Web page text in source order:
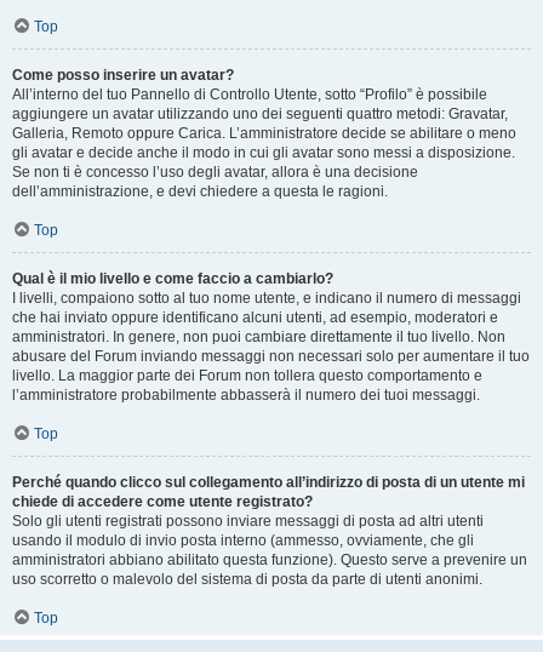
Top
Come posso inserire un avatar?
All’interno del tuo Pannello di Controllo Utente, sotto “Profilo” è possibile
aggiungere un avatar utilizzando uno dei seguenti quattro metodi: Gravatar,
Galleria, Remoto oppure Carica. L’amministratore decide se abilitare o meno
gli avatar e decide anche il modo in cui gli avatar sono messi a disposizione.
Se non ti è concesso l’uso degli avatar, allora è una decisione
dell’amministrazione, e devi chiedere a questa le ragioni.
Top
Qual è il mio livello e come faccio a cambiarlo?
I livelli, compaiono sotto al tuo nome utente, e indicano il numero di messaggi
che hai inviato oppure identificano alcuni utenti, ad esempio, moderatori e
amministratori. In genere, non puoi cambiare direttamente il tuo livello. Non
abusare del Forum inviando messaggi non necessari solo per aumentare il tuo
livello. La maggior parte dei Forum non tollera questo comportamento e
l’amministratore probabilmente abbasserà il numero dei tuoi messaggi.
Top
Perché quando clicco sul collegamento all’indirizzo di posta di un utente mi
chiede di accedere come utente registrato?
Solo gli utenti registrati possono inviare messaggi di posta ad altri utenti
usando il modulo di invio posta interno (ammesso, ovviamente, che gli
amministratori abbiano abilitato questa funzione). Questo serve a prevenire un
uso scorretto o malevolo del sistema di posta da parte di utenti anonimi.
Top